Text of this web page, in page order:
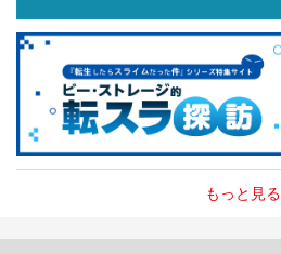
もっと見る